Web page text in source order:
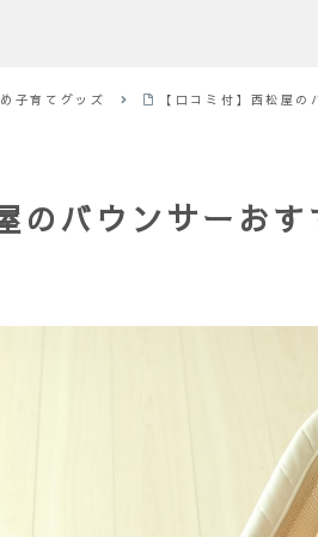
子育てグッズ 【口コミ付】西松屋
のバウンサーお